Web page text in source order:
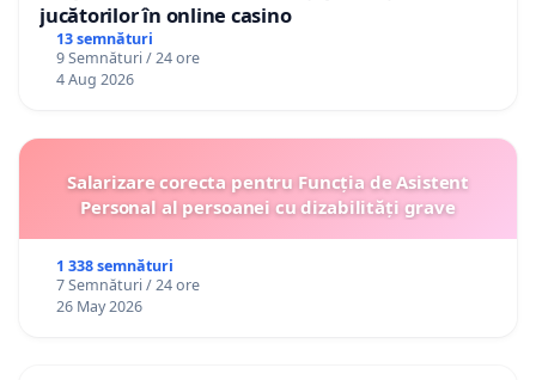
jucătorilor în online casino
13 semnături
9 Semnături / 24 ore
4 Aug 2026
Salarizare corecta pentru Funcția de Asistent
Personal al persoanei cu dizabilități grave
1 338 semnături
7 Semnături / 24 ore
26 May 2026